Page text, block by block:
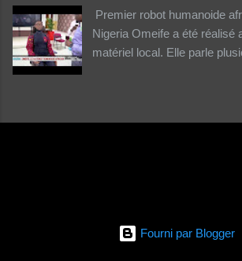
Premier robot humanoide
Nigeria Omeife a été réalisé
matériel local. Elle parle
Fourni par Blogger